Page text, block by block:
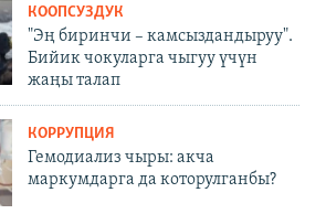
КООПСУЗДУК
"Эң биринчи – камсыздандыруу".
Бийик чокуларга чыгуу үчүн
жаңы талап
КОРРУПЦИЯ
Гемодиализ чыры: акча
маркумдарга да которулганбы?